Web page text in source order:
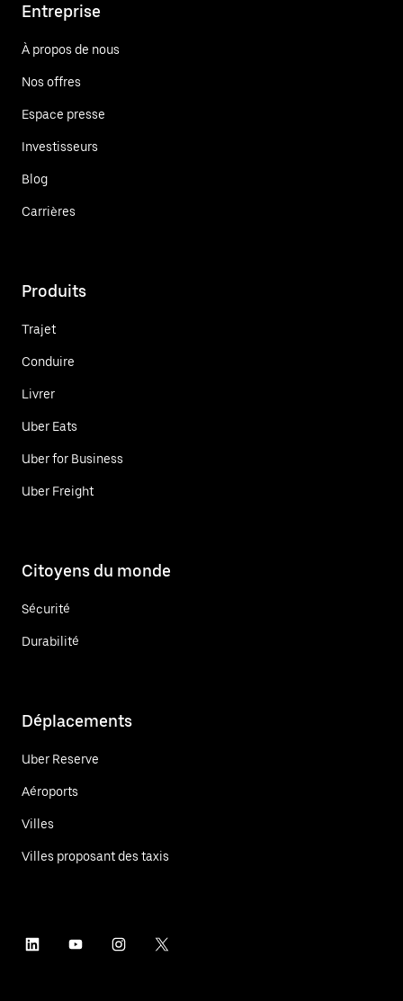
Entreprise
À propos de nous
Nos offres
Espace presse
Investisseurs
Blog
Carrières
Produits
Trajet
Conduire
Livrer
Uber Eats
Uber for Business
Uber Freight
Citoyens du monde
Sécurité
Durabilité
Déplacements
Uber Reserve
Aéroports
Villes
Villes proposant des taxis